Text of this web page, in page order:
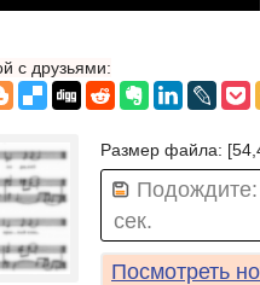
с друзьями:
Размер файла:
Подождите:
сек.
Посмотреть